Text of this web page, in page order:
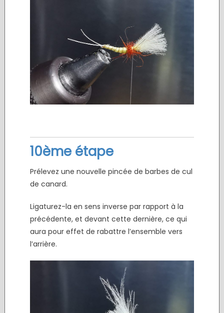
10ème étape
Prélevez une nouvelle pincée de barbes de cul
de canard.
Ligaturez-la en sens inverse par rapport à la
précédente, et devant cette dernière, ce qui
aura pour effet de rabattre l’ensemble vers
l’arrière.